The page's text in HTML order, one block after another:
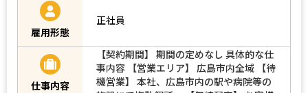
雇用形態
正社員
仕事内容
【契約期間】 期間の定めなし 具体的な仕
事内容 【営業エリア】 広島市内全域 【待
機営業】 本社、広島市内の駅や病院等の